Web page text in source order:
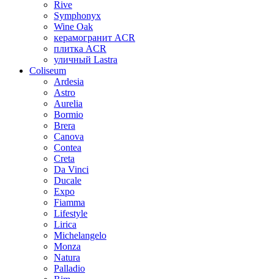
Rive
Symphonyx
Wine Oak
керамогранит ACR
плитка ACR
уличный Lastra
Coliseum
Ardesia
Astro
Aurelia
Bormio
Brera
Canova
Contea
Creta
Da Vinci
Ducale
Expo
Fiamma
Lifestyle
Lirica
Michelangelo
Monza
Natura
Palladio